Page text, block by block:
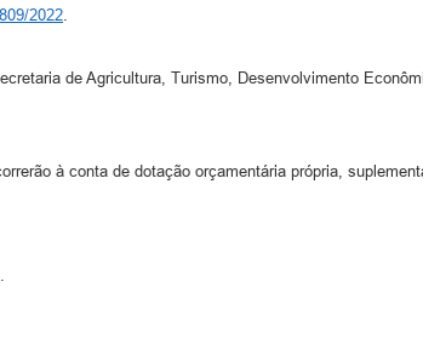
2022.
de Agricultura, Turismo, Desenvolvimento
à conta de dotação orçamentária própria,